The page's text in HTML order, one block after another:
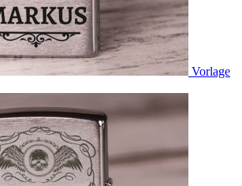
Vorlage